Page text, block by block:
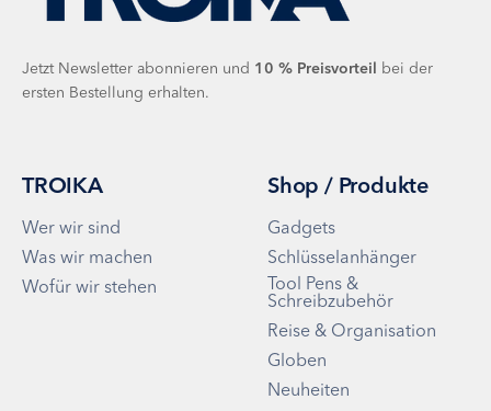
Jetzt Newsletter abonnieren und 10 % Preisvorteil
bei der
ersten Bestellung erhalten.
TROIKA
Wer wir sind
Was wir machen
Wofür wir stehen
Shop / Produkte
Gadgets
Schlüsselanhänger
Tool Pens &
Schreibzubehör
Reise & Organisation
Globen
Neuheiten